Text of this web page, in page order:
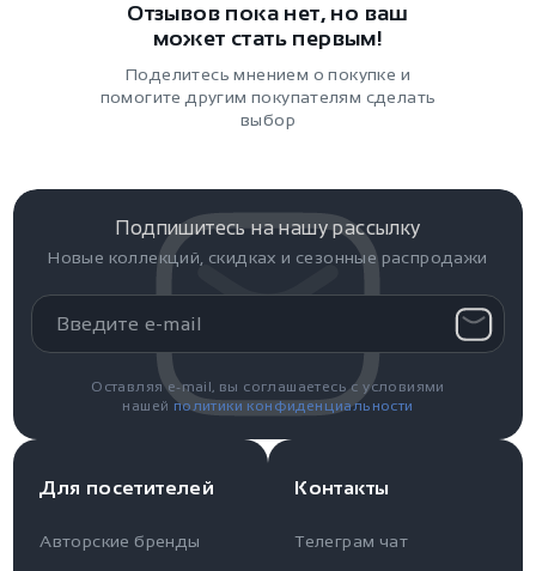
Отзывов пока нет, но ваш
может стать первым!
Поделитесь мнением о покупке и
помогите другим покупателям сделать
выбор
Для посетителей
Авторские бренды
Подпишитесь на нашу рассылку
Новые коллекций, скидках и сезонные распродажи
Оставляя e-mail, вы соглашаетесь с условиями
нашей политики конфиденциальности
Контакты
Телеграм чат